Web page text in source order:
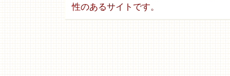
性のあるサイトです。